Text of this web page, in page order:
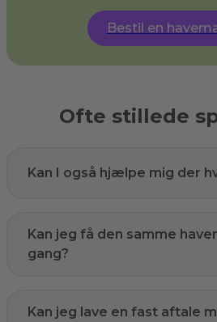
Bestil en
Ofte stillede
Kan I også hjælpe mig der
Kan jeg få den samme
gang?
Kan jeg lave en fast aftale